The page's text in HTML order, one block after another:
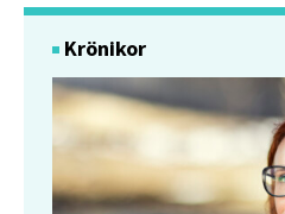
Krönikor